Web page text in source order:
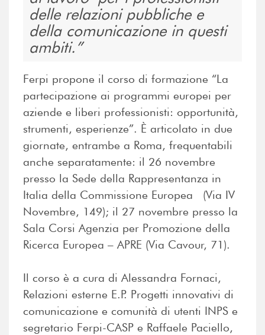
delle relazioni pubbliche e
della comunicazione in questi
ambiti.
Ferpi propone il corso di formazione “La
partecipazione ai programmi europei per
aziende e liberi professionisti: opportunità,
strumenti, esperienze”. È articolato in due
giornate, entrambe a Roma, frequentabili
anche separatamente: il 26 novembre
presso la Sede della Rappresentanza in
Italia della Commissione Europea (Via IV
Novembre, 149); il 27 novembre presso la
Sala Corsi Agenzia per Promozione della
Ricerca Europea – APRE (Via Cavour, 71).
Il corso è a cura di Alessandra Fornaci,
Relazioni esterne E.P. Progetti innovativi di
comunicazione e comunità di utenti INPS e
segretario Ferpi-CASP e Raffaele Paciello,